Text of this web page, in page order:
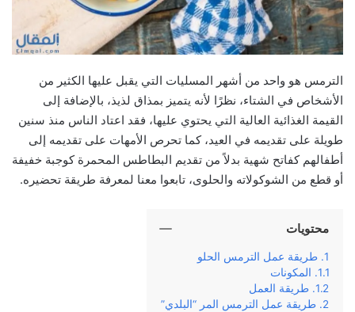
الترمس هو واحد من أشهر المسليات التي يقبل عليها الكثير من
الأشخاص في الشتاء، نظرًا لأنه يتميز بمذاق لذيذ، بالإضافة إلى
القيمة الغذائية العالية التي يحتوي عليها، فقد اعتاد الناس منذ سنين
طويلة على تقديمه في العيد، كما تحرص الأمهات على تقديمه إلى
أطفالهم كفاتح شهية بدلاً من تقديم البطاطس المحمرة كوجبة خفيفة
أو قطع من الشوكولاته والحلوى، تابعوا معنا لمعرفة طريقة تحضيره.
محتويات
طريقة عمل الترمس الحلو
المكونات
طريقة العمل
طريقة عمل الترمس المر “البلدي”